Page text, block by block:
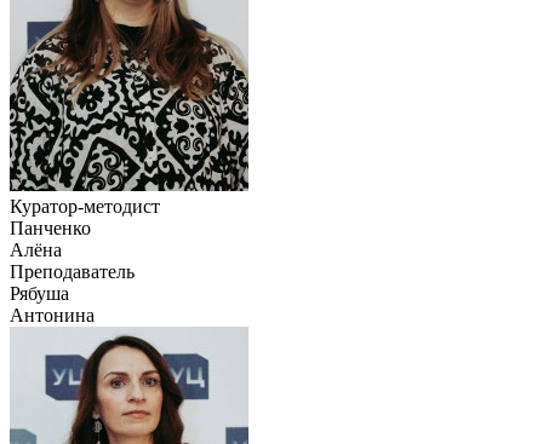
Куратор-методист
Панченко
Алёна
Преподаватель
Рябуша
Антонина